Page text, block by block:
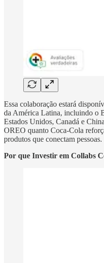
Essa colaboração estará
da América Latina, incluindo o
Estados Unidos, Canadá e
OREO quanto Coca-Cola
produtos que conectam pessoas.
Por que Investir em Collabs